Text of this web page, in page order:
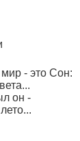
- это Сон:
он -